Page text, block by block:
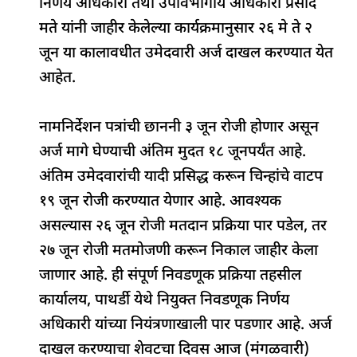
निर्णय अधिकारी तथा उपविभागीय अधिकारी प्रसाद
मते यांनी जाहीर केलेल्या कार्यक्रमानुसार २६ मे ते २
जून या कालावधीत उमेदवारी अर्ज दाखल करण्यात येत
आहेत.
नामनिर्देशन पत्रांची छाननी ३ जून रोजी होणार असून
अर्ज मागे घेण्याची अंतिम मुदत १८ जूनपर्यंत आहे.
अंतिम उमेदवारांची यादी प्रसिद्ध करून चिन्हांचे वाटप
१९ जून रोजी करण्यात येणार आहे. आवश्यक
असल्यास २६ जून रोजी मतदान प्रक्रिया पार पडेल, तर
२७ जून रोजी मतमोजणी करून निकाल जाहीर केला
जाणार आहे. ही संपूर्ण निवडणूक प्रक्रिया तहसील
कार्यालय, पाथर्डी येथे नियुक्त निवडणूक निर्णय
अधिकारी यांच्या नियंत्रणाखाली पार पडणार आहे. अर्ज
दाखल करण्याचा शेवटचा दिवस आज (मंगळवारी)